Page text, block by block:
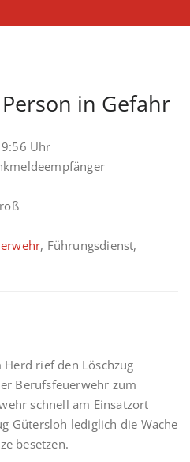
in Gefahr
Uhr
, Führungsdienst,
Herd rief den Löschzug
Berufsfeuerwehr zum
schnell am Einsatzort
Gütersloh lediglich die Wache
besetzen.